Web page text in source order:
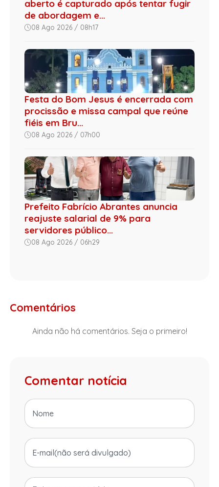
aberto é capturado após tentar fugir
de abordagem e...
08 Ago 2026 / 08h17
Festa do Bom Jesus é encerrada com
procissão e missa campal que reúne
fiéis em Bru...
08 Ago 2026 / 07h00
Prefeito Fabrício Abrantes anuncia
reajuste salarial de 9% para
servidores público...
08 Ago 2026 / 06h29
Comentários
Ainda não há comentários. Seja o primeiro!
Comentar notícia